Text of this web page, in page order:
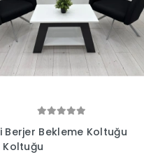
Berjer Bekleme Koltuğu
Koltuğu